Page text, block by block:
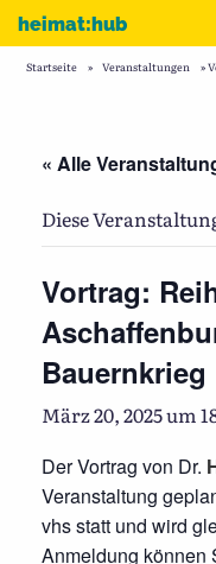
Zum Inhalt
heimat:hub
Startseite » Veranstaltungen »
« Alle
Diese
Vortrag:
Bauernkrieg
März 20, 2025 um
Der Vortrag von Dr.
Veranstaltung
vhs statt und wird
Anmeldung können